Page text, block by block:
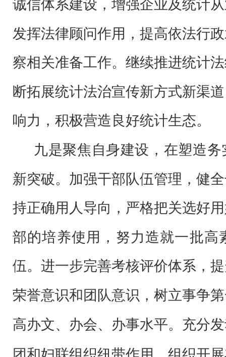
诚信体系建设， 增强企业及统计
发挥法律顾问作用，提高依法行
察相关准备工作。继续推进统计
断拓展统计法治宣传新方式新渠
响力，积极营造良好统计生态。
九是聚焦自身建设，在塑造
新突破。 加强干部队伍管理，健
持正确用人导向，严格把关选好
部的培养使用，努力造就一批高
伍。进一步完善考核评价体系，
荣誉意识和团队意识，树立事争
高办文、办会、办事水平。充分